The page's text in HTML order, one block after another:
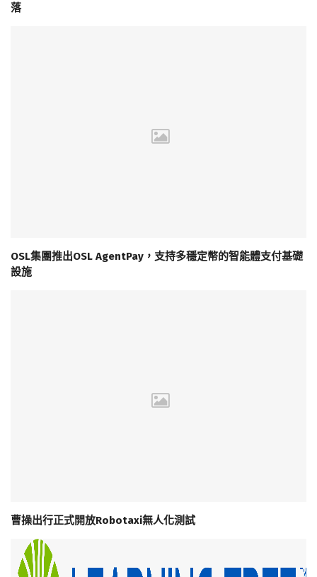
落
OSL集團推出OSL AgentPay，支持多穩定幣的智能體支付基礎
設施
曹操出行正式開放Robotaxi無人化測試